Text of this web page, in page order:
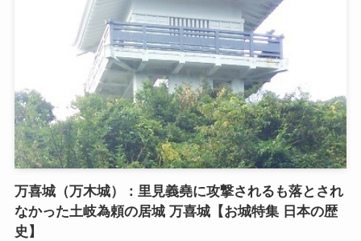
万喜城（万木城）：里見義堯に攻撃されるも落とされ
なかった土岐為頼の居城 万喜城【お城特集 日本の歴
史】